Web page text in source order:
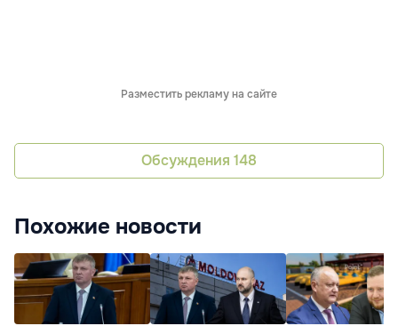
Разместить рекламу на сайте
Обсуждения 148
Похожие новости